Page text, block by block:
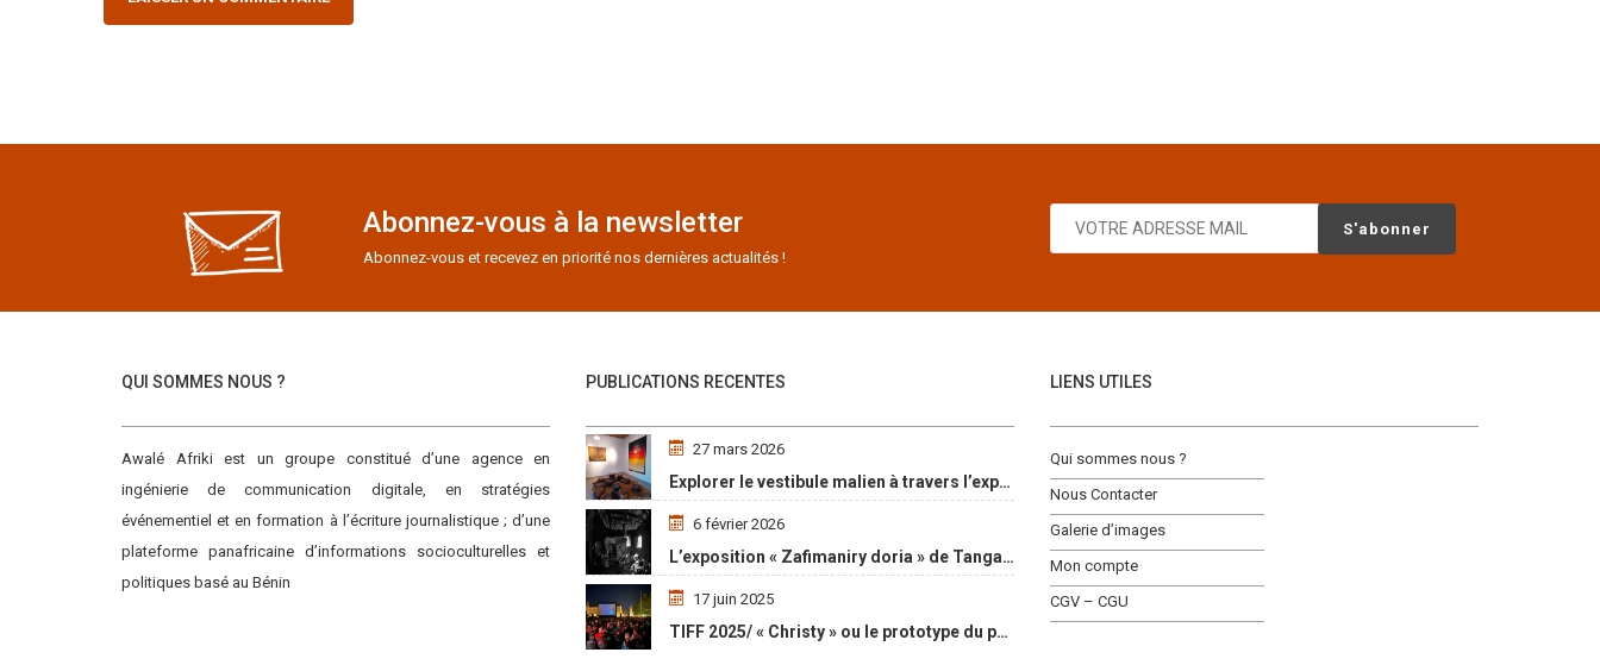
Abonnez-vous à la newsletter
Abonnez-vous et recevez en priorité nos dernières actualités !
QUI SOMMES NOUS ?
Awalé Afriki est un groupe constitué d’une agence en
ingénierie de communication digitale, en stratégies
événementiel et en formation à l’écriture journalistique ; d’une
plateforme panafricaine d’informations socioculturelles et
politiques basé au Bénin
PUBLICATIONS RECENTES
27 mars 2026
Explorer le vestibule malien à travers l’exposition « Maaya Bulon »
6 février 2026
L’exposition « Zafimaniry doria » de TangalaMamy honore la mémoire d’un peuple malgache
17 juin 2025
TIFF 2025/ « Christy » ou le prototype du parcours initiatique
LIENS UTILES
Qui sommes nous ?
Nous Contacter
Galerie d’images
Mon compte
CGV – CGU